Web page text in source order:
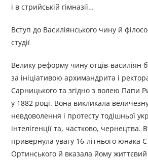
і в стрийській гімназії…
Вступ до Василіянського чину й
студії
Велику реформу чину отців-василіян
за ініціативою архимандрита і
Сарницького та згідно з волею Папи
у 1882 році. Вона викликала
невдоволення і протесту тодішньої
інтелігенції та, частково, чернецтва.
привернула увагу 16-літнього юнака
Ортинського й вказала йому